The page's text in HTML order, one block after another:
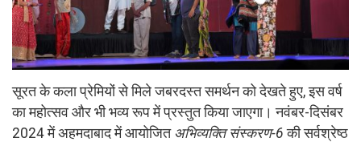
सूरत के कला प्रेमियों से मिले जबरदस्त समर्थन को देखते हुए, इस वर्ष
का महोत्सव और भी भव्य रूप में प्रस्तुत किया जाएगा। नवंबर-दिसंबर
2024 में अहमदाबाद में आयोजित अभिव्यक्ति संस्करण-6 की सर्वश्रेष्ठ